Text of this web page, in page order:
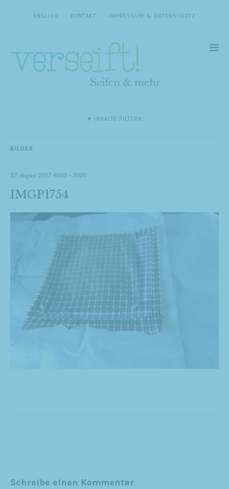
ENGLISH KONTAKT IMPRESSUM & DATENSCHUTZ
INHALTE FILTERN
BILDER
27. August 2017 4000 × 3000
IMGP1754
Schreibe einen Kommentar